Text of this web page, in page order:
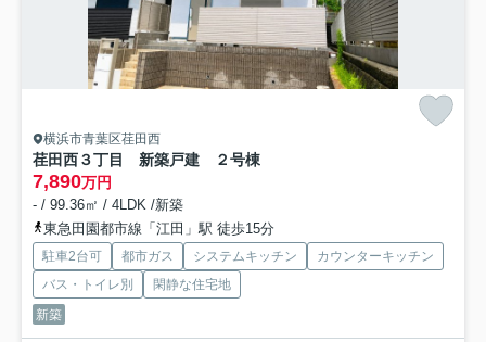
横浜市青葉区荏田西
荏田西３丁目 新築戸建 ２号棟
7,890万円
- / 99.36㎡ / 4LDK /新築
東急田園都市線「江田」駅 徒歩15分
駐車2台可 都市ガス システムキッチン
カウンターキッチン
バス・トイレ別
閑静な住宅地
新築